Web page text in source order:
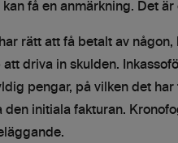
få en anmärkning. Det
rätt att få betalt av
driva in skulden.
pengar, på vilken det
initiala fakturan.